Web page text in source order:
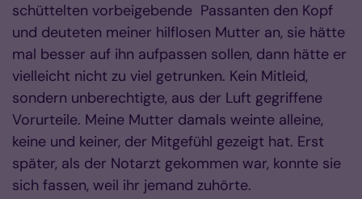
schüttelten vorbeigebende Passanten den Kopf
und deuteten meiner hilflosen Mutter an, sie hätte
mal besser auf ihn aufpassen sollen, dann hätte er
vielleicht nicht zu viel getrunken. Kein Mitleid,
sondern unberechtigte, aus der Luft gegriffene
Vorurteile. Meine Mutter damals weinte alleine,
keine und keiner, der Mitgefühl gezeigt hat. Erst
später, als der Notarzt gekommen war, konnte sie
sich fassen, weil ihr jemand zuhörte.